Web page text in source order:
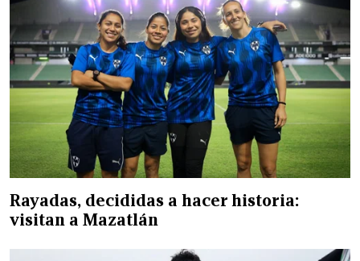
Rayadas, decididas a hacer historia:
visitan a Mazatlán